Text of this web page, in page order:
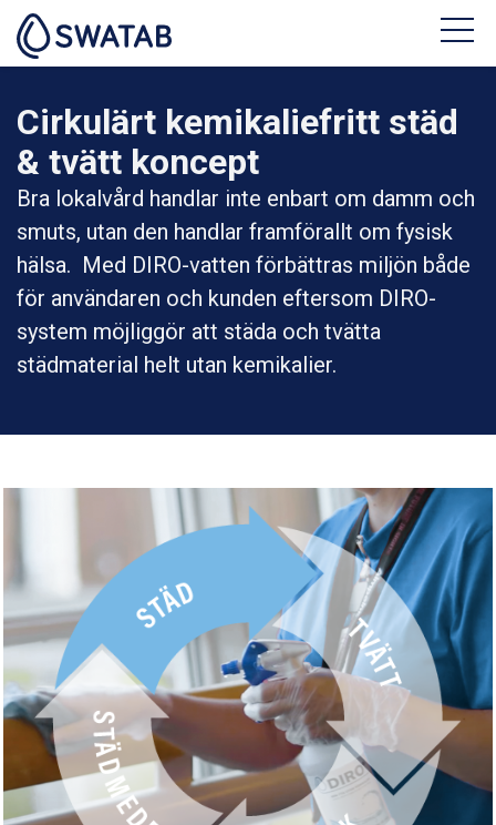
Cirkulärt kemikaliefritt städ
& tvätt koncept
Bra lokalvård handlar inte enbart om damm och
smuts, utan den handlar framförallt om fysisk
hälsa. Med DIRO-vatten förbättras miljön både
för användaren och kunden eftersom DIRO-
system möjliggör att städa och tvätta
städmaterial helt utan kemikalier.